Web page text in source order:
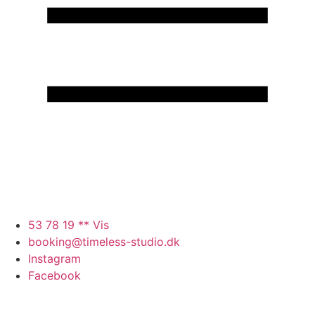
53 78 19 ** Vis
booking@timeless-studio.dk
Instagram
Facebook